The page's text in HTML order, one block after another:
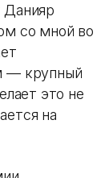
Данияр
со мной во
— крупный
это не
на